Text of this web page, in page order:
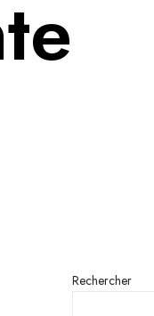
Rechercher